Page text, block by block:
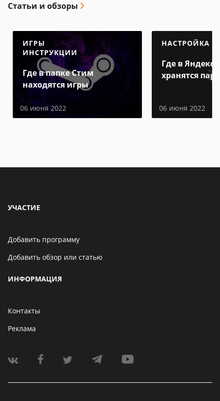
Статьи и обзоры
ИГРЫ
ИНСТРУКЦИИ
Где в папке Стим
находятся игры
06 июня 2022
НАСТРОЙКА
Где в Яндекс
хранятся
06 июня 2022
УЧАСТИЕ
Добавить программу
Добавить обзор или статью
ИНФОРМАЦИЯ
Контакты
Реклама